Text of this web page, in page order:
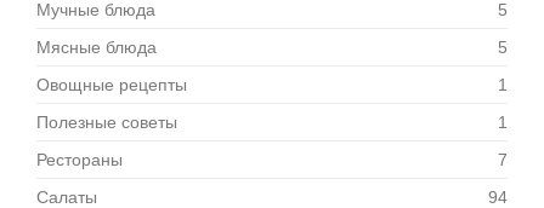
Мучные блюда
5
Мясные блюда
5
Овощные рецепты
1
Полезные советы
1
Рестораны
7
Салаты
94